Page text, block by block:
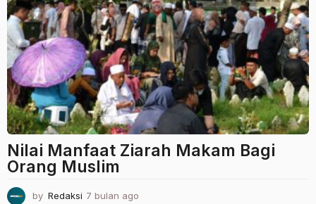
a
n
a
g
o
Nilai Manfaat Ziarah Makam Bagi
Orang Muslim
by Redaksi 7 bulan ago